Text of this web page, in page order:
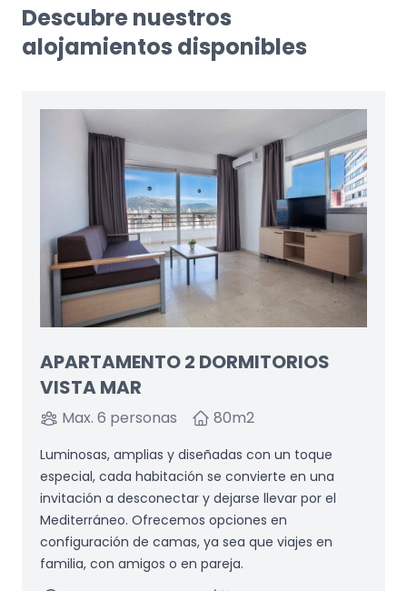
Descubre nuestros
alojamientos disponibles
APARTAMENTO 2 DORMITORIOS
VISTA MAR
Max. 6 personas 80m2
Luminosas, amplias y diseñadas con un toque
especial, cada habitación se convierte en una
invitación a desconectar y dejarse llevar por el
Mediterráneo. Ofrecemos opciones en
configuración de camas, ya sea que viajes en
familia, con amigos o en pareja.